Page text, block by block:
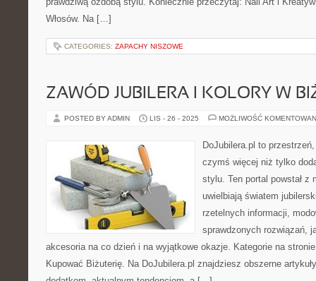
Włosów. Na […]
CATEGORIES: ZAPACHY NISZOWE
ZAWÓD JUBILERA I KOLORY W
POSTED BY ADMIN LIS - 26 - 2025 MOŻLIWOŚĆ
DoJubilera.pl to
czymś więcej niż tylko
stylu. Ten portal powstał z
uwielbiają światem
rzetelnych informacji,
sprawdzonych rozwiązań,
akcesoria na co dzień i na wyjątkowe okazje. Kategorie na
Kupować Biżuterię. Na DoJubilera.pl znajdziesz obszerne